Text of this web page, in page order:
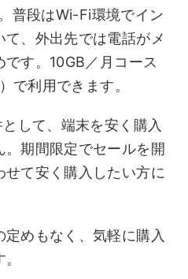
普段はWi-Fi環境でイン
、外出先では電話がメ
す。10GB／月コース
で利用できます。
して、端末を安く購入
期間限定でセールを開
て安く購入したい方に
めもなく、気軽に購入